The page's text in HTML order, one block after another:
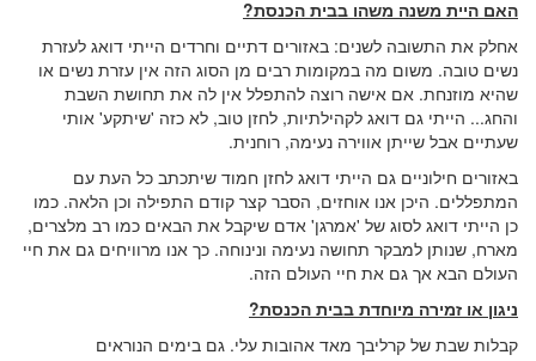
האם היית משנה משהו בבית הכנסת?
אחלק את התשובה לשנים: באזורים דתיים וחרדים הייתי דואג לעזרת
נשים טובה. משום מה במקומות רבים מן הסוג הזה אין עזרת נשים או
שהיא מוזנחת. אם אישה רוצה להתפלל אין לה את תחושת השבת
והחג... הייתי גם דואג לקהילתיות, לחזן טוב, לא כזה 'שיתקע' אותי
שעתיים אבל שייתן אווירה נעימה, רוחנית.
באזורים חילוניים גם הייתי דואג לחזן חמוד שיתכתב כל העת עם
המתפללים. היכן אנו אוחזים, הסבר קצר קודם התפילה וכן הלאה. כמו
כן הייתי דואג לסוג של 'אמרגן' אדם שיקבל את הבאים כמו רב מלצרים,
מארח, שנותן למבקר תחושה נעימה ונינוחה. כך אנו מרוויחים גם את חיי
העולם הבא אך גם את חיי העולם הזה.
ניגון או זמירה מיוחדת בבית הכנסת?
קבלות שבת של קרליבך מאד אהובות עלי. גם בימים הנוראים